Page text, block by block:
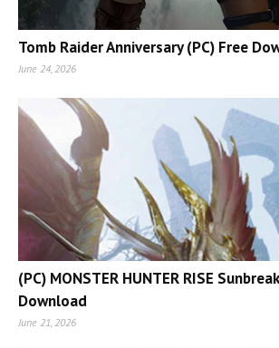
Tomb Raider Anniversary (PC) Free
June 24, 2026
(PC) MONSTER HUNTER RISE
Download
June 21, 2026